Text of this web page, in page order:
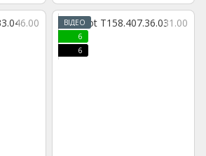
ВІДЕО
6
6